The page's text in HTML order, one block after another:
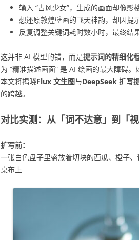
输入 “古风少女”，生成的画面却像影
想还原敦煌壁画的飞天神韵，却因提
反复调整关键词耗时数小时，最终结
这并非 AI 模型的错，而是提示词的精细化
为 “精准描述画面” 是 AI 绘画的最大障碍
本文将揭晓Flux 文生图与DeepSeek 扩写
的跨越。
对比实测：从「词不达意」到「视
扩写前：
一张白色盘子里盛放着切块的西瓜、橙子
桌布上